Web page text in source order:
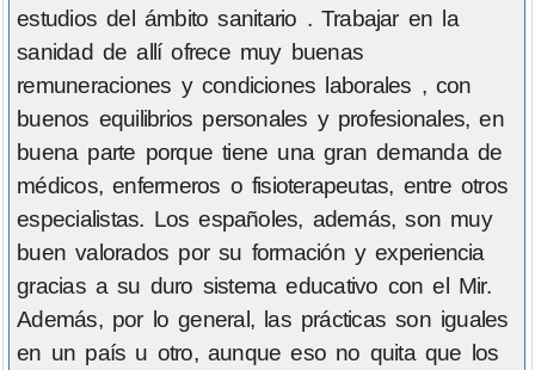
estudios del ámbito sanitario . Trabajar en la
sanidad de allí ofrece muy buenas
remuneraciones y condiciones laborales , con
buenos equilibrios personales y profesionales, en
buena parte porque tiene una gran demanda de
médicos, enfermeros o fisioterapeutas, entre otros
especialistas. Los españoles, además, son muy
buen valorados por su formación y experiencia
gracias a su duro sistema educativo con el Mir.
Además, por lo general, las prácticas son iguales
en un país u otro, aunque eso no quita que los